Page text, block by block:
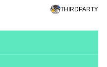
THIRDPARTY